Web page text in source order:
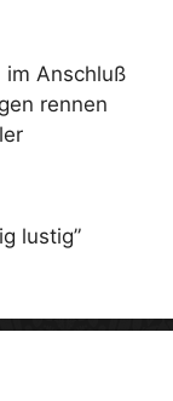
im Anschluß
rennen
lustig”